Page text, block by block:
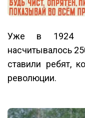
Уже в 1924
насчитывалось
ставили ребят,
революции.